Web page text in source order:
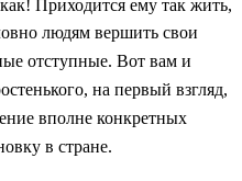
Приходится ему так жить,
людям вершить свои
отступные. Вот вам и
на первый взгляд,
вполне конкретных
в стране.